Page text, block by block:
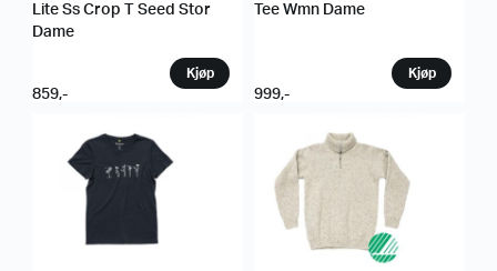
Lite Ss Crop T Seed Stor
Dame
859,-
Tee Wmn Dame
999,-